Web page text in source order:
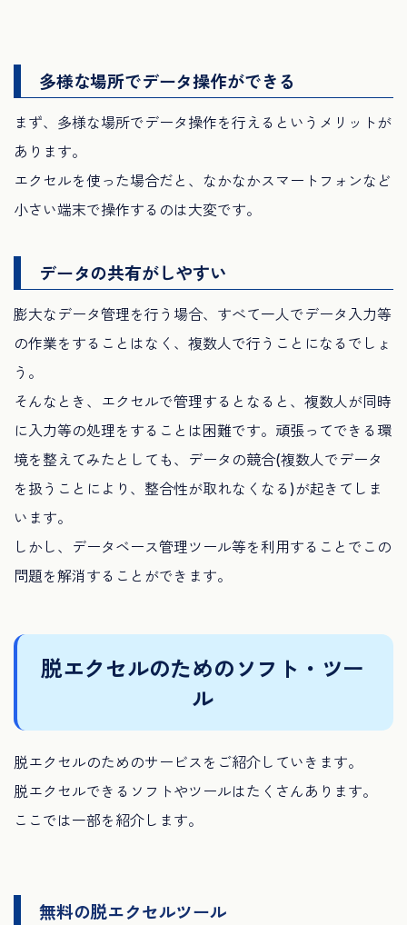
多様な場所でデータ操作ができる
まず、多様な場所でデータ操作を行えるというメリットが
あります。
エクセルを使った場合だと、なかなかスマートフォンなど
小さい端末で操作するのは大変です。
データの共有がしやすい
膨大なデータ管理を行う場合、すべて一人でデータ入力等
の作業をすることはなく、複数人で行うことになるでしょ
う。
そんなとき、エクセルで管理するとなると、複数人が同時
に入力等の処理をすることは困難です。頑張ってできる環
境を整えてみたとしても、データの競合(複数人でデータ
を扱うことにより、整合性が取れなくなる)が起きてしま
います。
しかし、データベース管理ツール等を利用することでこの
問題を解消することができます。
脱エクセルのためのソフト・ツー
ル
脱エクセルのためのサービスをご紹介していきます。
脱エクセルできるソフトやツールはたくさんあります。
ここでは一部を紹介します。
無料の脱エクセルツール